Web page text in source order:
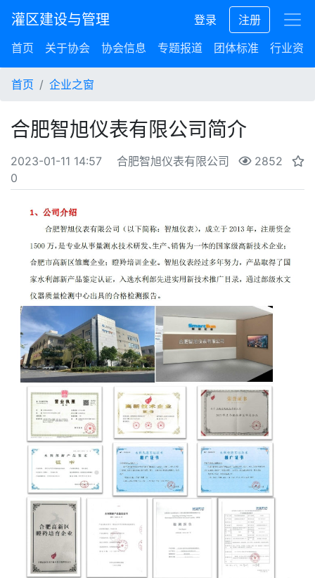
灌区建设与管理 登录
注册
首页
关于协会 协会信息 专题报道 团体标准 行业资讯
首页 企业之窗
合肥智旭仪表有限公司简介
2023-01-11 14:57 合肥智旭仪表有限公司
2852
0